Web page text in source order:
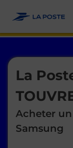
La
Acheter
Samsung
Le lien s'ouvre